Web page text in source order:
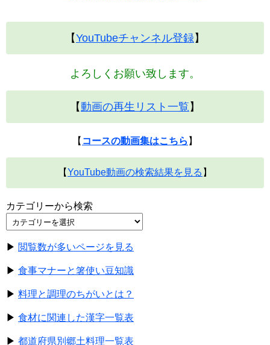
【YouTubeチャンネル登録】
よろしくお願い致します。
【動画の再生リスト一覧 】
【 コースの動画集はこちら 】
【YouTube動画の検索結果を見る 】
カテゴリーから検索
▶ 閲覧数が多いページを見る
▶ 食事マナーと箸使い豆知識
▶ 料理と調理のちがいとは？
▶ 食材に関連した漢字一覧表
▶ 都道府県別郷土料理一覧表